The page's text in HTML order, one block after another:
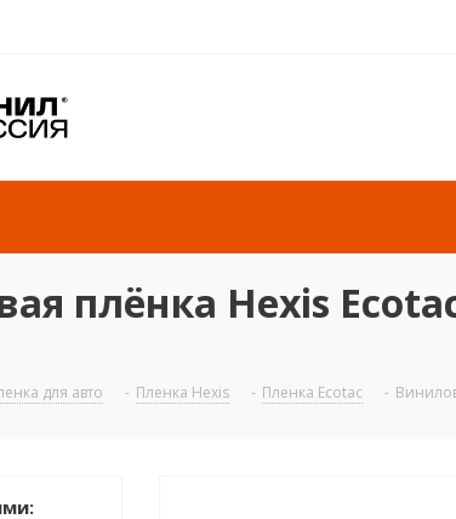
плёнка Hexis
для авто - Пленка Hexis - Пленка Ecotac -